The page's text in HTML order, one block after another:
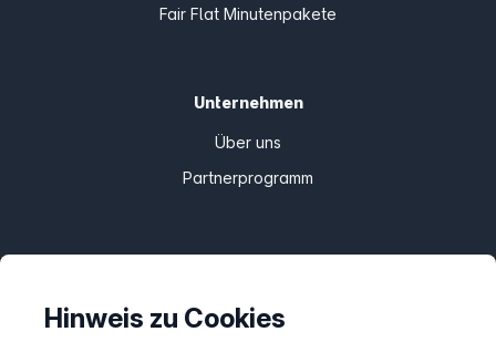
Fair Flat Minutenpakete
Unternehmen
Über uns
Partnerprogramm
Preise
Hinweis zu Cookies